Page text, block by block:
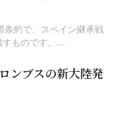
条約で、スペイン継承戦
ものです。...
ンブスの新大陸発